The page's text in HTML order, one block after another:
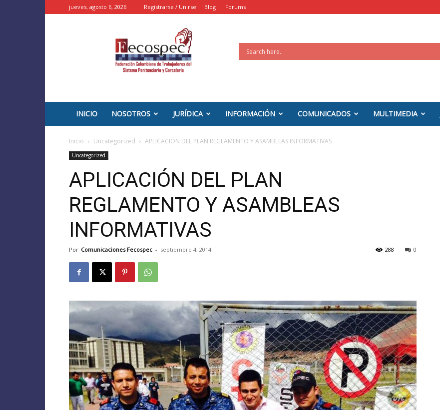
jueves, agosto 6, 2026 Registrarse / Unirse Blog Forums
FECOSPEC
INICIO NOSOTROS JURÍDICA INFORMACIÓN COMUNICADOS MULTIMEDIA
Inicio Uncategorized APLICACIÓN DEL PLAN REGLAMENTO Y ASAMBLEAS INFORMATIVAS
Uncategorized
APLICACIÓN DEL PLAN
REGLAMENTO Y ASAMBLEAS
INFORMATIVAS
Por Comunicaciones Fecospec - septiembre 4, 2014 0
288